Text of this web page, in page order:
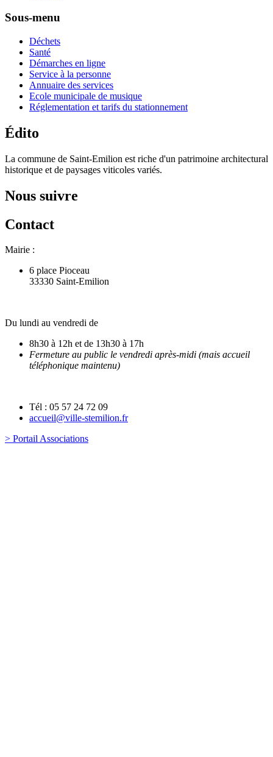
Sous-menu
Déchets
Santé
Démarches en ligne
Service à la personne
Annuaire des services
Ecole municipale de musique
Réglementation et tarifs du stationnement
Édito
La commune de Saint-Emilion est riche d'un patrimoine architectural
historique et de paysages viticoles variés.
Nous suivre
Contact
Mairie :
6 place Pioceau
33330 Saint-Emilion
Du lundi au vendredi de
8h30 à 12h et de 13h30 à 17h
Fermeture au public le vendredi après-midi (mais accueil
téléphonique maintenu)
Tél : 05 57 24 72 09
accueil@ville-stemilion.fr
> Portail Associations